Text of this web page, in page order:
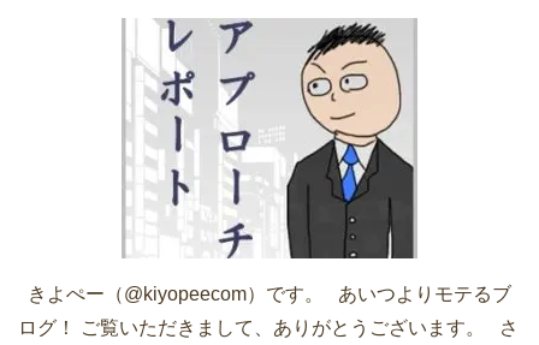
きよぺー（@kiyopeecom）です。 あいつよりモテるブ
ログ！ ご覧いただきまして、ありがとうございます。 さ